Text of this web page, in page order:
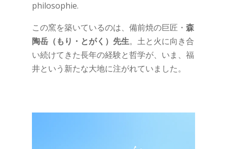
philosophie.
この窯を築いているのは、備前焼の巨匠・ 森
陶岳（もり・とがく）先生。土と火に向き合
い続けてきた長年の経験と哲学が、いま、福
井という新たな大地に注がれていました。